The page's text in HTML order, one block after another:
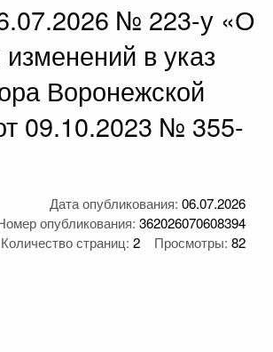
№ 223-у «О
в указ
Воронежской
09.10.2023 № 355-
Дата опубликования: 06.07.2026
опубликования: 362026070608394
Количество страниц: 2 Просмотры: 82